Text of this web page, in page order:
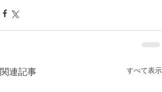
関連記事 すべて表示